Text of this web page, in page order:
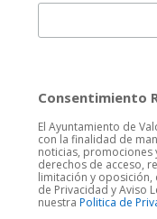
Consentimiento
El Ayuntamiento de
con la finalidad de
noticias, promociones
derechos de acceso,
limitación y oposición,
de Privacidad y Aviso
nuestra Politica de